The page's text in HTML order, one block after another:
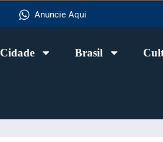
Anuncie Aqui
Cidade Brasil